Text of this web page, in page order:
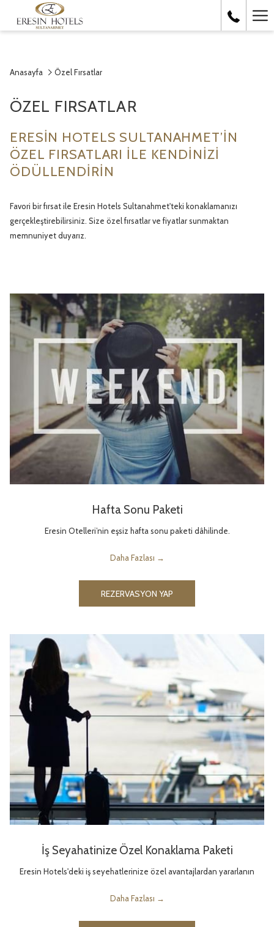
Anasayfa Özel Fırsatlar
ÖZEL FIRSATLAR
ERESIN HOTELS SULTANAHMET’IN
ÖZEL FIRSATLARI ILE KENDINIZI
ÖDÜLLENDIRIN
Favori bir fırsat ile Eresin Hotels Sultanahmet'teki konaklamanızı
gerçekleştirebilirsiniz. Size özel fırsatlar ve fiyatlar sunmaktan
memnuniyet duyarız.
Hafta Sonu Paketi
Eresin Otelleri’nin eşsiz hafta sonu paketi dâhilinde.
Daha Fazlası
REZERVASYON YAP
İş Seyahatinize Özel Konaklama Paketi
Eresin Hotels'deki iş seyehatlerinize özel avantajlardan yararlanın
Daha Fazlası